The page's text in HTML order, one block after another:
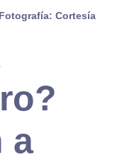
Fotografía: Cortesía
a